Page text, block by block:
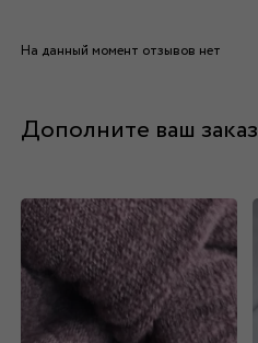
На данный момент отзывов нет
Дополните ваш заказ